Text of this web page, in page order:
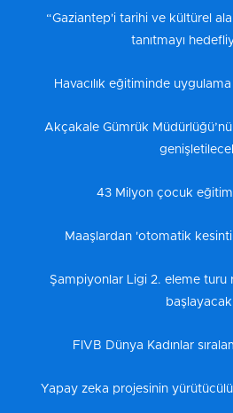
“Gaziantep'i tarihi ve kültürel
tanıtmayı
Havacılık eğitiminde
Akçakale Gümrük
43 Milyon çocuk
Maaşlardan 'otomatik
Şampiyonlar Ligi 2. eleme turu
başlayacak
FIVB Dünya Kadınlar
Yapay zeka projesinin